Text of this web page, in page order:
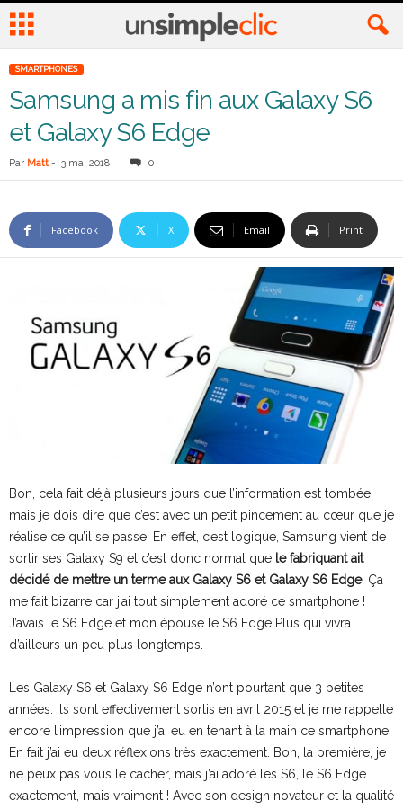
SMARTPHONES
Samsung a mis fin aux Galaxy S6
et Galaxy S6 Edge
Par Matt - 3 mai 2018 0
Facebook X Email Print
Bon, cela fait déjà plusieurs jours que l’information est tombée
mais je dois dire que c’est avec un petit pincement au cœur que je
réalise ce qu’il se passe. En effet, c’est logique, Samsung vient de
sortir ses Galaxy S9 et c’est donc normal que le fabriquant ait
décidé de mettre un terme aux Galaxy S6 et Galaxy S6 Edge. Ça
me fait bizarre car j’ai tout simplement adoré ce smartphone !
J’avais le S6 Edge et mon épouse le S6 Edge Plus qui vivra
d’ailleurs un peu plus longtemps.
Les Galaxy S6 et Galaxy S6 Edge n’ont pourtant que 3 petites
années. Ils sont effectivement sortis en avril 2015 et je me rappelle
encore l’impression que j’ai eu en tenant à la main ce smartphone.
En fait j’ai eu deux réflexions très exactement. Bon, la première, je
ne peux pas vous le cacher, mais j’ai adoré les S6, le S6 Edge
exactement, mais vraiment ! Avec son design novateur et la qualité